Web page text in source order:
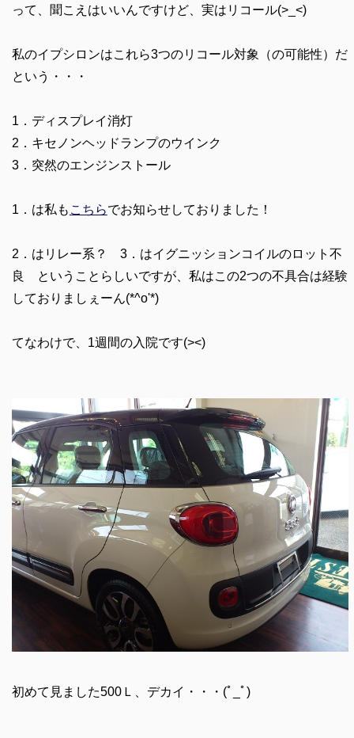
って、聞こえはいいんですけど、実はリコール(>_<)
私のイプシロンはこれら3つのリコール対象（の可能性）だ
という・・・
1．ディスプレイ消灯
2．キセノンヘッドランプのウインク
3．突然のエンジンストール
1．は私も こちらでお知らせしておりました！
2．はリレー系？ 3．はイグニッションコイルのロット不
良 ということらしいですが、私はこの2つの不具合は経験
しておりましぇーん(*^o'*)
てなわけで、1週間の入院です(><)
初めて見ました500Ｌ、デカイ・・・(ﾟ_ﾟ)